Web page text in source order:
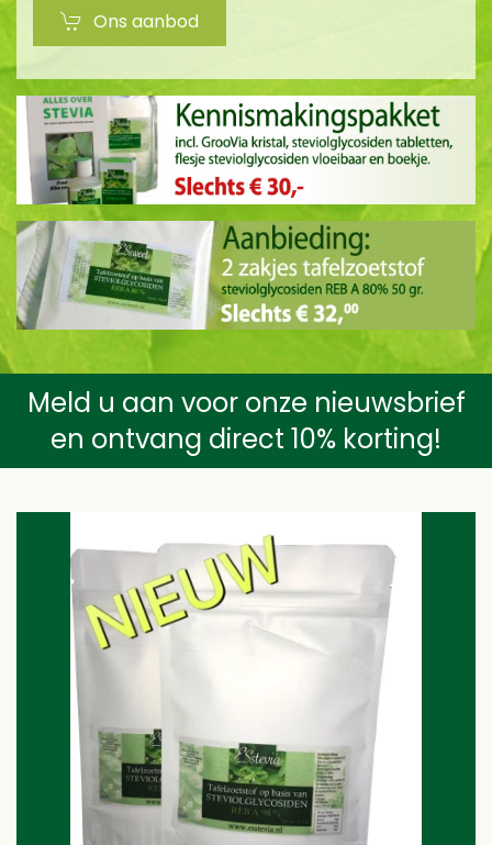
Ons aanbod
Meld u aan voor onze nieuwsbrief
en ontvang direct 10% korting!